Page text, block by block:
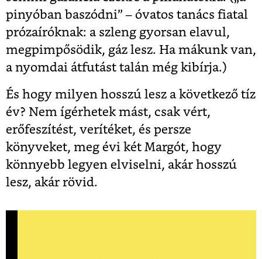
pinyóban baszódni” – óvatos tanács fiatal
prózaíróknak: a szleng gyorsan elavul,
megpimpősödik, gáz lesz. Ha mákunk van,
a nyomdai átfutást talán még kibírja.)
És hogy milyen hosszú lesz a következő tíz
év? Nem ígérhetek mást, csak vért,
erőfeszítést, verítéket, és persze
könyveket, meg évi két Margót, hogy
könnyebb legyen elviselni, akár hosszú
lesz, akár rövid.